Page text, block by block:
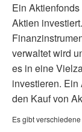
Ein
Aktien
verwaltet wird
es in eine
investieren.
den Kauf von
Es gibt